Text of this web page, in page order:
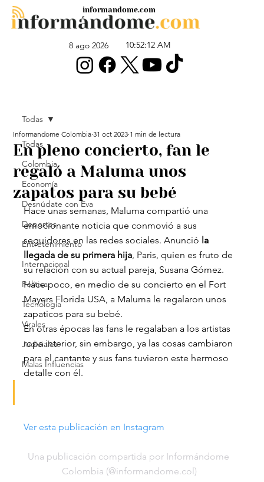
8 ago 2026 10:52:12 AM
informandome.com
Todas
Colombia
Economía
Desnúdate con Eva
Deportes
Entretenimiento
Internacional
Política
Tecnología
Virales
Judiciales
Malas Influencias
Todas
En pleno concierto, fan le
regaló a Maluma unos
zapatos para su bebé
Informandome Colombia 31 oct 2023 1 min de lectura
Hace unas semanas, Maluma compartió una
emocionante noticia que conmovió a sus
seguidores en las redes sociales. Anunció la
llegada de su primera hija, Paris, quien es fruto de
su relación con su actual pareja, Susana Gómez.
Hace poco, en medio de su concierto en el Fort
Mayers Florida USA, a Maluma le regalaron unos
zapaticos para su bebé.
En otras épocas las fans le regalaban a los artistas
ropa interior, sin embargo, ya las cosas cambiaron
para el cantante y sus fans tuvieron este hermoso
detalle con él.
Ver esta publicación en Instagram
Una publicación compartida por Informándome
Colombia (@informandome.col)